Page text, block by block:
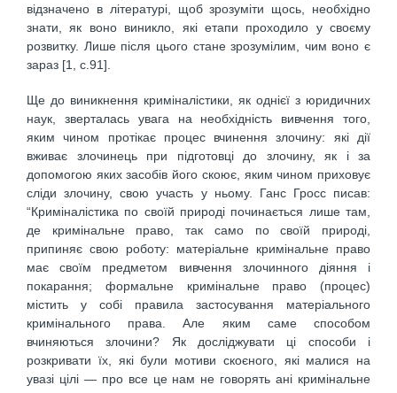
відзначено в літературі, щоб зрозуміти щось, необхідно
знати, як воно виникло, які етапи проходило у своєму
розвитку. Лише після цього стане зрозумілим, чим воно є
зараз [1, с.91].
Ще до виникнення криміналістики, як однієї з юридичних
наук, зверталась увага на необхідність вивчення того,
яким чином протікає процес вчинення злочину: які дії
вживає злочинець при підготовці до злочину, як і за
допомогою яких засобів його скоює, яким чином приховує
сліди злочину, свою участь у ньому. Ганс Гросс писав:
“Криміналістика по своїй природі починається лише там,
де кримінальне право, так само по своїй природі,
припиняє свою роботу: матеріальне кримінальне право
має своїм предметом вивчення злочинного діяння і
покарання; формальне кримінальне право (процес)
містить у собі правила застосування матеріального
кримінального права. Але яким саме способом
вчиняються злочини? Як досліджувати ці способи і
розкривати їх, які були мотиви скоєного, які малися на
увазі цілі — про все це нам не говорять ані кримінальне